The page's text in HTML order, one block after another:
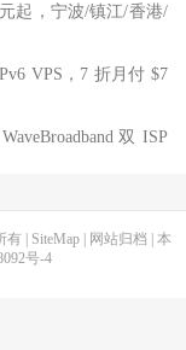
起，宁波/镇江/香港/
VPS，7 折月付 $7
双 ISP
有 | SiteMap| 网站归档 | 本
号-4